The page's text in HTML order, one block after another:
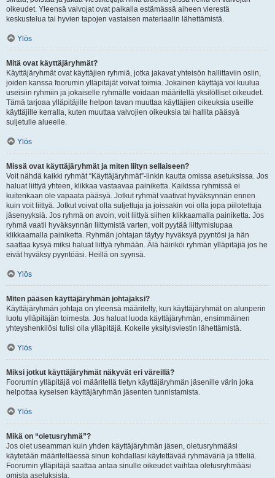
oikeudet. Yleensä valvojat ovat paikalla estämässä aiheen vierestä
keskustelua tai hyvien tapojen vastaisen materiaalin lähettämistä.
Ylös
Mitä ovat käyttäjäryhmät?
Käyttäjäryhmät ovat käyttäjien ryhmiä, jotka jakavat yhteisön hallittaviin osiin,
joiden kanssa foorumin ylläpitäjät voivat toimia. Jokainen käyttäjä voi kuulua
useisiin ryhmiin ja jokaiselle ryhmälle voidaan määritellä yksilölliset oikeudet.
Tämä tarjoaa ylläpitäjille helpon tavan muuttaa käyttäjien oikeuksia useille
käyttäjille kerralla, kuten muuttaa valvojien oikeuksia tai hallita pääsyä
suljetulle alueelle.
Ylös
Missä ovat käyttäjäryhmät ja miten liityn sellaiseen?
Voit nähdä kaikki ryhmät “Käyttäjäryhmät”-linkin kautta omissa asetuksissa. Jos
haluat liittyä yhteen, klikkaa vastaavaa painiketta. Kaikissa ryhmissä ei
kuitenkaan ole vapaata pääsyä. Jotkut ryhmät vaativat hyväksynnän ennen
kuin voit liittyä. Jotkut voivat olla suljettuja ja joissakin voi olla jopa piilotettuja
jäsenyyksiä. Jos ryhmä on avoin, voit liittyä siihen klikkaamalla painiketta. Jos
ryhmä vaatii hyväksynnän liittymistä varten, voit pyytää liittymislupaa
klikkaamalla painiketta. Ryhmän johtajan täytyy hyväksyä pyyntösi ja hän
saattaa kysyä miksi haluat liittyä ryhmään. Älä häiriköi ryhmän ylläpitäjiä jos he
eivät hyväksy pyyntöäsi. Heillä on syynsä.
Ylös
Miten pääsen käyttäjäryhmän johtajaksi?
Käyttäjäryhmän johtaja on yleensä määritelty, kun käyttäjäryhmät on alunperin
luotu ylläpitäjän toimesta. Jos haluat luoda käyttäjäryhmän, ensimmäinen
yhteyshenkilösi tulisi olla ylläpitäjä. Kokeile yksityisviestin lähettämistä.
Ylös
Miksi jotkut käyttäjäryhmät näkyvät eri väreillä?
Foorumin ylläpitäjä voi määritellä tietyn käyttäjäryhmän jäsenille värin joka
helpottaa kyseisen käyttäjäryhmän jäsenten tunnistamista.
Ylös
Mikä on “oletusryhmä”?
Jos olet useamman kuin yhden käyttäjäryhmän jäsen, oletusryhmääsi
käytetään määriteltäessä sinun kohdallasi käytettävää ryhmäväriä ja titteliä.
Foorumin ylläpitäjä saattaa antaa sinulle oikeudet vaihtaa oletusryhmääsi
omista asetuksista.